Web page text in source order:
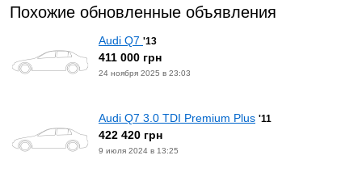
Похожие обновленные объявления
Audi Q7 '13
411 000 грн
24 ноября 2025 в 23:03
Audi Q7 3.0 TDI Premium Plus '11
422 420 грн
9 июля 2024 в 13:25